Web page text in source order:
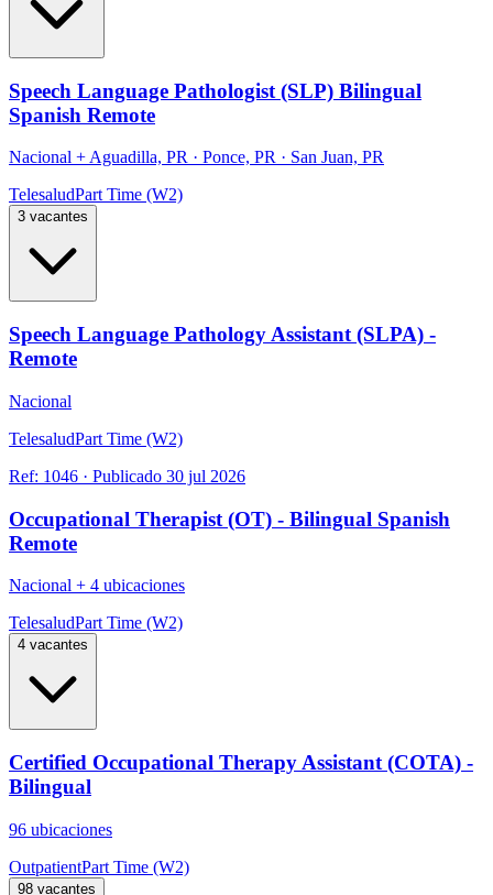
Speech Language Pathologist (SLP) Bilingual
Spanish Remote
Nacional + Aguadilla, PR · Ponce, PR · San Juan, PR
TelesaludPart Time (W2)
3 vacantes
Speech Language Pathology Assistant (SLPA) -
Remote
Nacional
TelesaludPart Time (W2)
Ref: 1046 · Publicado 30 jul 2026
Occupational Therapist (OT) - Bilingual Spanish
Remote
Nacional + 4 ubicaciones
TelesaludPart Time (W2)
4 vacantes
Certified Occupational Therapy Assistant (COTA) -
Bilingual
96 ubicaciones
OutpatientPart Time (W2)
98 vacantes